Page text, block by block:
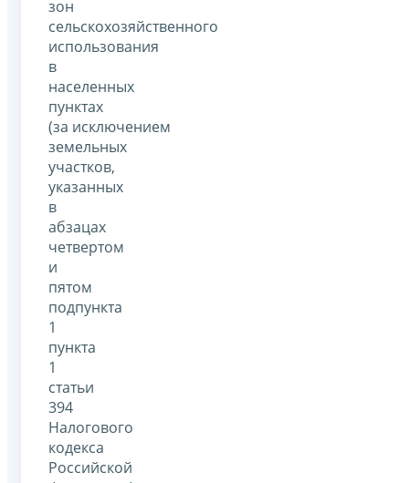
зон
сельскохозяйственного
использования
в
населенных
пунктах
(за исключением
земельных
участков,
указанных
в
абзацах
четвертом
и
пятом
подпункта
1
пункта
1
статьи
394
Налогового
кодекса
Российской